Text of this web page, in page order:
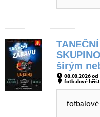
širým
08.08.2026 od
fotbalové
fotbalové